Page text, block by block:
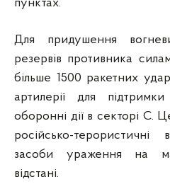
пунктах.
Для придушення
резервів противника
більше 1500 ракетних
артилерії для
оборонні дії в секторі С.
російсько-терористичні
засоби ураження на
відстані.